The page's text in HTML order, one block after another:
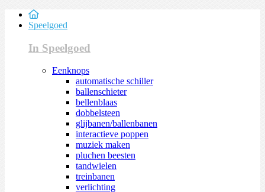
Speelgoed
In Speelgoed
Eenknops
automatische schiller
ballenschieter
bellenblaas
dobbelsteen
glijbanen/ballenbanen
interactieve poppen
muziek maken
pluchen beesten
tandwielen
treinbanen
verlichting